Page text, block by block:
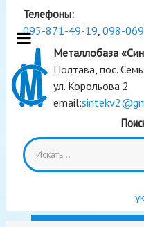
Телефоны:
095-871-49-19, 098-
Металлобаза
Полтава, пос.
ул. Корольова 2
email: